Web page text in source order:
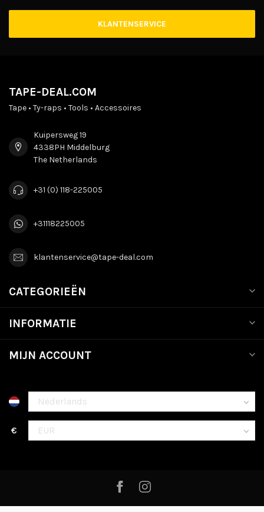
KLANTENSERVICE
TAPE-DEAL.COM
Tape • Ty-raps • Tools • Accessoires
Kuipersweg 19
4338PH Middelburg
The Netherlands
+31 (0) 118-225005
+31118225005
klantenservice@tape-deal.com
CATEGORIEËN
INFORMATIE
MIJN ACCOUNT
€